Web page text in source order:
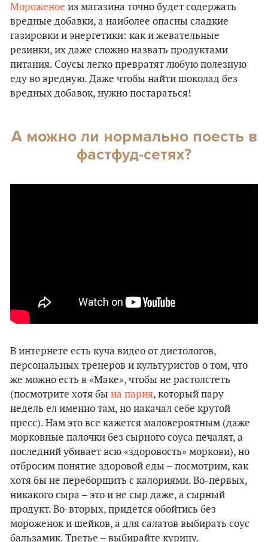
Мороженое из магазина точно будет содержать
вредные добавки, а наиболее опасны сладкие
газировки и энергетики: как и жевательные
резинки, их даже сложно назвать продуктами
питания. Соусы легко превратят любую полезную
еду во вредную. Даже чтобы найти шоколад без
вредных добавок, нужно постараться!
А можно ли нормально поесть в
фастфуд-сетях?
В интернете есть куча видео от диетологов,
персональных тренеров и культуристов о том, что
же можно есть в «Маке», чтобы не растолстеть
(посмотрите хотя бы на парня, который пару
недель ел именно там, но накачал себе крутой
пресс). Нам это все кажется маловероятным (даже
морковные палочки без сырного соуса печалят, а
последний убивает всю «здоровость» моркови), но
отбросим понятие здоровой еды – посмотрим, как
хотя бы не переборщить с калориями. Во-первых,
никакого сыра – это и не сыр даже, а сырный
продукт. Во-вторых, придется обойтись без
мороженок и шейков, а для салатов выбирать соус
бальзамик. Третье – выбирайте курицу.